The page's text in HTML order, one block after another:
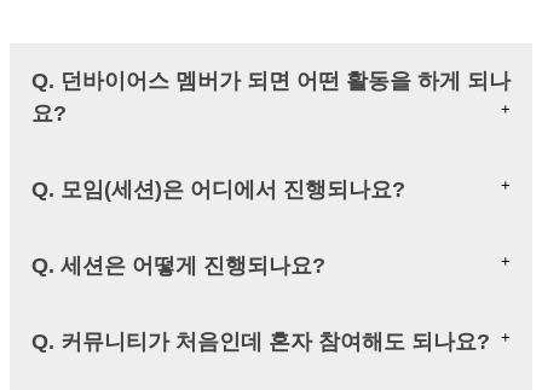
Q. 던바이어스 멤버가 되면 어떤 활동을 하게 되나
요?
Q. 모임(세션)은 어디에서 진행되나요?
Q. 세션은 어떻게 진행되나요?
Q. 커뮤니티가 처음인데 혼자 참여해도 되나요?